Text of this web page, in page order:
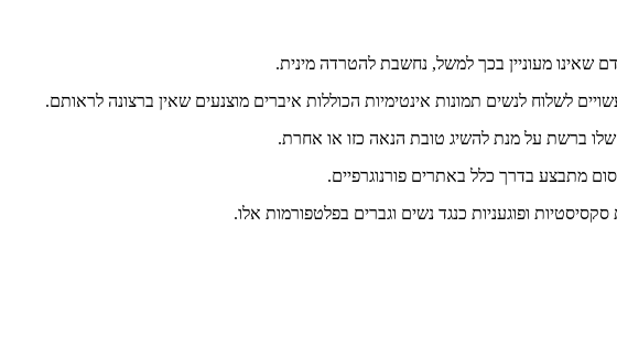
שאינו מעוניין בכך למשל, נחשבת להטרדה מינית.
לשלוח לנשים תמונות אינטימיות הכוללות איברים מוצנעים שאין ברצונה לראותם.
שלו ברשת על מנת להשיג טובת הנאה כזו או אחרת.
מתבצע בדרך כלל באתרים פורנוגרפיים.
ופוגעניות כנגד נשים וגברים בפלטפורמות אלו.